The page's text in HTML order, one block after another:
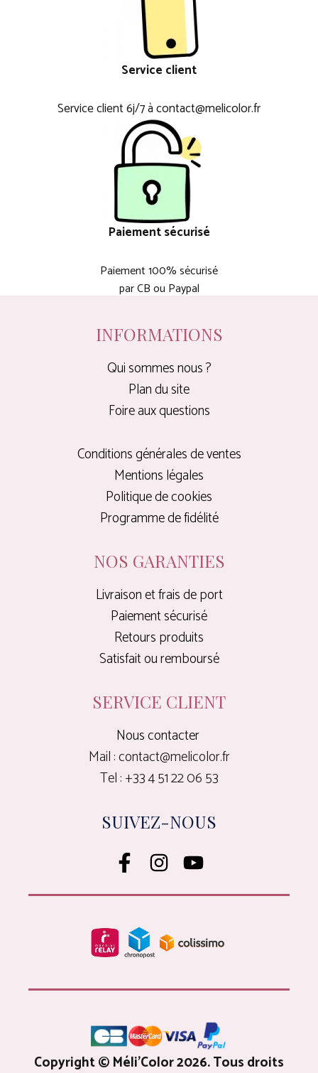
Service client
Service client 6j/7 à contact@melicolor.fr
Paiement sécurisé
Paiement 100% sécurisé
par CB ou Paypal
INFORMATIONS
Qui sommes nous ?
Plan du site
Foire aux questions
Conditions générales de ventes
Mentions légales
Politique de cookies
Programme de fidélité
NOS GARANTIES
Livraison et frais de port
Paiement sécurisé
Retours produits
Satisfait ou remboursé
SERVICE CLIENT
Nous contacter
Mail : contact@melicolor.fr
Tel : +33 4 51 22 06 53
SUIVEZ-NOUS
Copyright © Méli'Color 2026. Tous droits